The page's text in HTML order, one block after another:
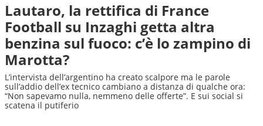
Lautaro, la rettifica di France
Football su Inzaghi getta altra
benzina sul fuoco: c’è lo zampino di
Marotta?
L’intervista dell’argentino ha creato scalpore ma le parole
sull’addio dell’ex tecnico cambiano a distanza di qualche ora:
“Non sapevamo nulla, nemmeno delle offerte”. E sui social si
scatena il putiferio